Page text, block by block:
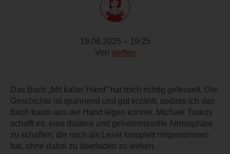
19.08.2025 – 19:25
Von steffen
Das Buch „Mit kalter Hand“ hat mich richtig gefesselt. Die
Geschichte ist spannend und gut erzählt, sodass ich das
Buch kaum aus der Hand legen konnte. Michael Tsokos
schafft es, eine düstere und geheimnisvolle Atmosphäre
zu schaffen, die mich als Leser komplett mitgenommen
hat, ohne dabei zu überladen zu wirken.